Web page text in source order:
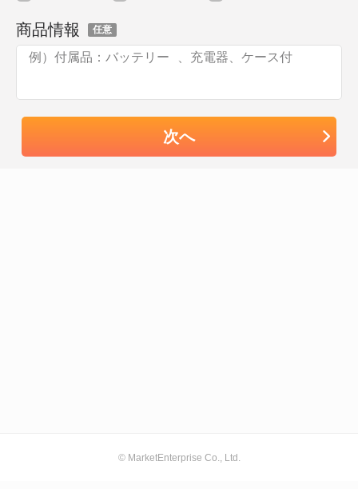
商品情報 任意
次へ
© MarketEnterprise Co., Ltd.